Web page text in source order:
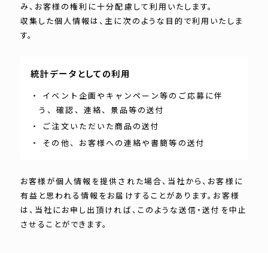
み、お客様の権利に十分配慮して利用いたします。
収集した個人情報は、主に次のような目的で利用いたしま
す。
統計データとしての利用
・ イベント企画やキャンペーン等のご応募に伴
う、確認、連絡、景品等の送付
・ ご注文いただいた商品の送付
・ その他、お客様への連絡や書簡等の送付
お客様が個人情報を提供された場合、当社から、お客様に
有益と思われる情報をお届けすることがあります。お客様
は、当社にお申し出頂ければ、このような送信・送付を中止
させることができます。